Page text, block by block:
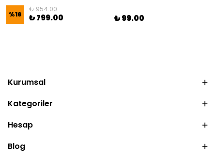
%16
₺ 954.00
₺ 799.00 ₺ 99.00
Kurumsal
Kategoriler
Hesap
Blog